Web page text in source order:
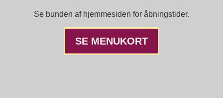
Se bunden af hjemmesiden for åbningstider.
SE MENUKORT